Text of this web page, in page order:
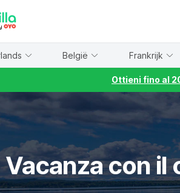
België Frankrijk
Ottieni fino al
Vacanza con il